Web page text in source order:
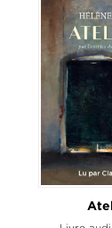
Dona Flor et